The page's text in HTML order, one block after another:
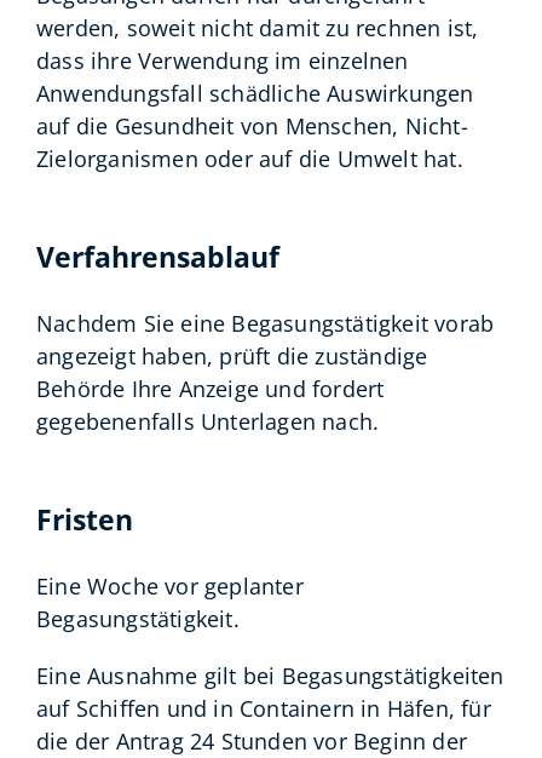
werden, soweit nicht damit zu rechnen ist,
dass ihre Verwendung im einzelnen
Anwendungsfall schädliche Auswirkungen
auf die Gesundheit von Menschen, Nicht-
Zielorganismen oder auf die Umwelt hat.
Verfahrensablauf
Nachdem Sie eine Begasungstätigkeit vorab
angezeigt haben, prüft die zuständige
Behörde Ihre Anzeige und fordert
gegebenenfalls Unterlagen nach.
Fristen
Eine Woche vor geplanter
Begasungstätigkeit.
Eine Ausnahme gilt bei Begasungstätigkeiten
auf Schiffen und in Containern in Häfen, für
die der Antrag 24 Stunden vor Beginn der